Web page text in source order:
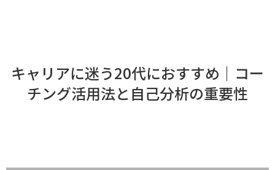
キャリアに迷う20代におすすめ｜コー
チング活用法と自己分析の重要性